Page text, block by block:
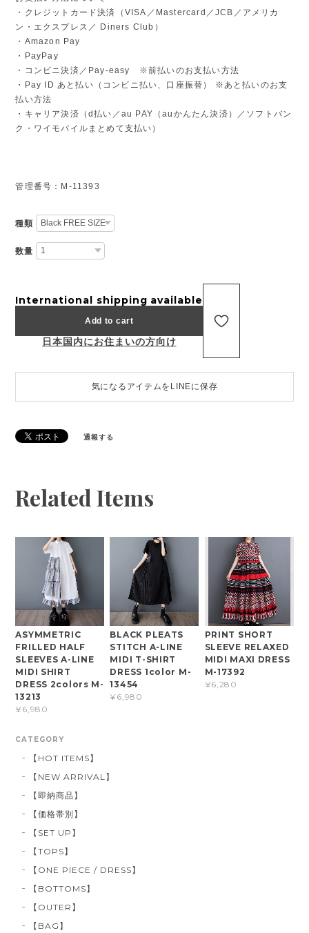
・クレジットカード決済（VISA／Mastercard／JCB／アメリカ
ン・エクスプレス／ Diners Club）
・Amazon Pay
・PayPay
・コンビニ決済／Pay-easy ※前払いのお支払い方法
・Pay ID あと払い（コンビニ払い、口座振替） ※あと払いのお支
払い方法
・キャリア決済（d払い／au PAY（auかんたん決済）／ソフトバン
ク・ワイモバイルまとめて支払い）
管理番号：M-11393
種類
数量
International shipping available
Add to cart
日本国内にお住まいの方向け
気になるアイテムをLINEに保存
通報する
Related Items
ASYMMETRIC
FRILLED HALF
SLEEVES A-LINE
MIDI SHIRT
DRESS 2colors M-
13213
¥6,980
BLACK PLEATS
STITCH A-LINE
MIDI T-SHIRT
DRESS 1color M-
13454
¥6,980
PRINT SHORT
SLEEVE RELAXED
MIDI MAXI DRESS
M-17392
¥6,280
CATEGORY
【HOT ITEMS】
【NEW ARRIVAL】
【即納商品】
【価格帯別】
【SET UP】
【TOPS】
【ONE PIECE / DRESS】
【BOTTOMS】
【OUTER】
【BAG】